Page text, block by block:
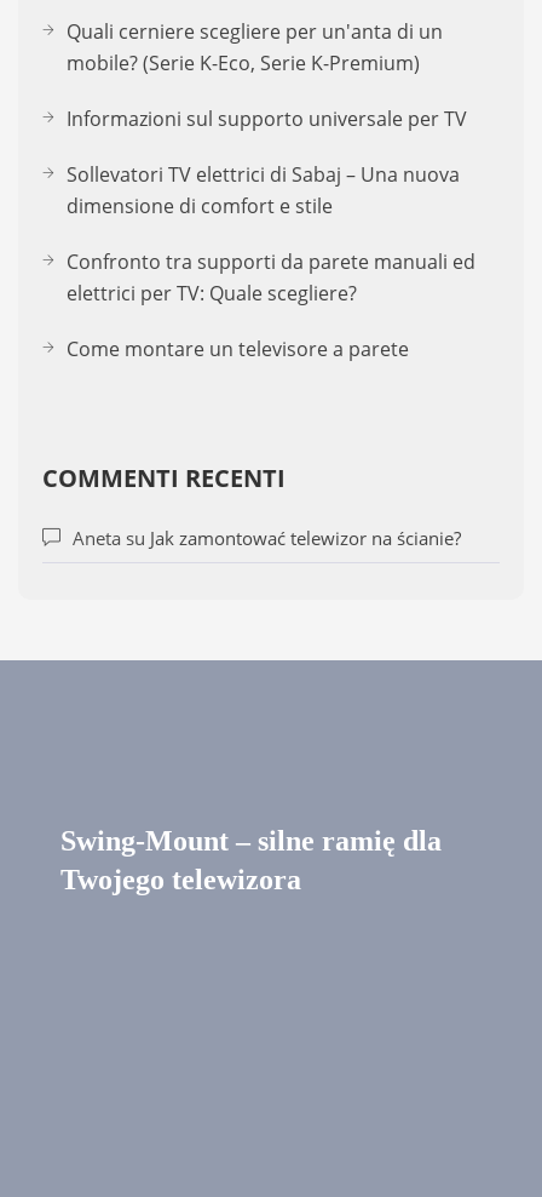
Quali cerniere scegliere per un'anta di un
mobile? (Serie K-Eco, Serie K-Premium)
Informazioni sul supporto universale per TV
Sollevatori TV elettrici di Sabaj – Una nuova
dimensione di comfort e stile
Confronto tra supporti da parete manuali ed
elettrici per TV: Quale scegliere?
Come montare un televisore a parete
COMMENTI RECENTI
Aneta su Jak zamontować telewizor na ścianie?
Swing-Mount – silne ramię dla
Two­jego tele­wi­zora